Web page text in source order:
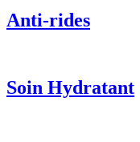
Anti-rides
Soin Hydratant